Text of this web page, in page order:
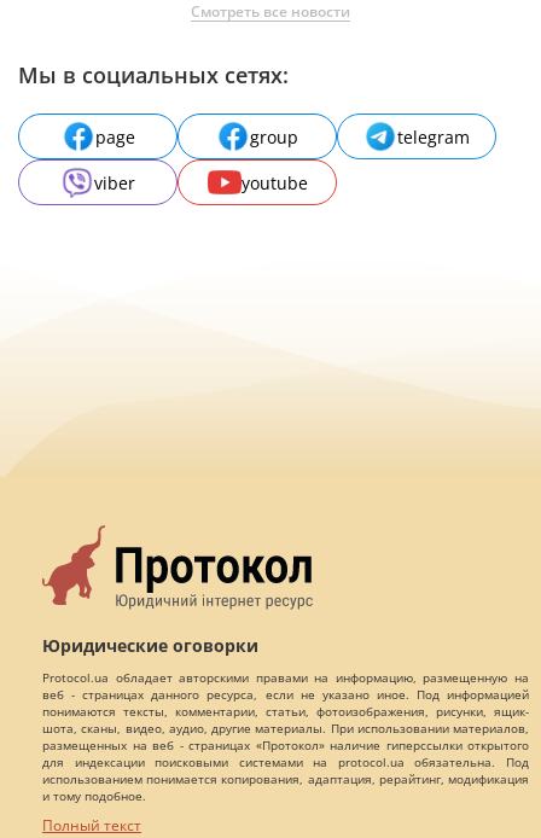
Смотреть все новости
Мы в социальных сетях:
page group
telegram
viber
youtube
Юридические оговорки
Protocol.ua обладает авторскими правами на информацию, размещенную на
веб - страницах данного ресурса, если не указано иное. Под информацией
понимаются тексты, комментарии, статьи, фотоизображения, рисунки, ящик-
шота, сканы, видео, аудио, другие материалы. При использовании материалов,
размещенных на веб - страницах «Протокол» наличие гиперссылки открытого
для индексации поисковыми системами на protocol.ua обязательна. Под
использованием понимается копирования, адаптация, рерайтинг, модификация
и тому подобное.
Полный текст